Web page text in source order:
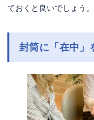
ておくと良いでしょう。
封筒に「在中」